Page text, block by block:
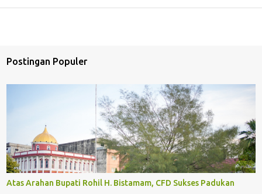
Postingan Populer
Atas Arahan Bupati Rohil H. Bistamam, CFD Sukses Padukan